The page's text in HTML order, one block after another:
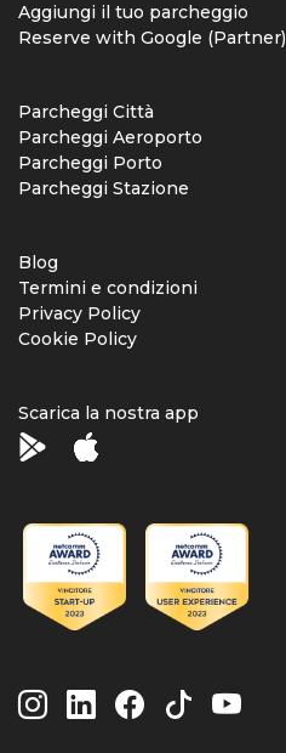
Aggiungi il tuo parcheggio
Reserve with Google (Partner)
Parcheggi Città
Parcheggi Aeroporto
Parcheggi Porto
Parcheggi Stazione
Blog
Termini e condizioni
Privacy Policy
Cookie Policy
Scarica la nostra app